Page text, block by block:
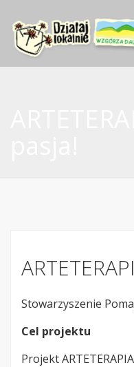
Stowarzyszenie
Cel projektu
Projekt